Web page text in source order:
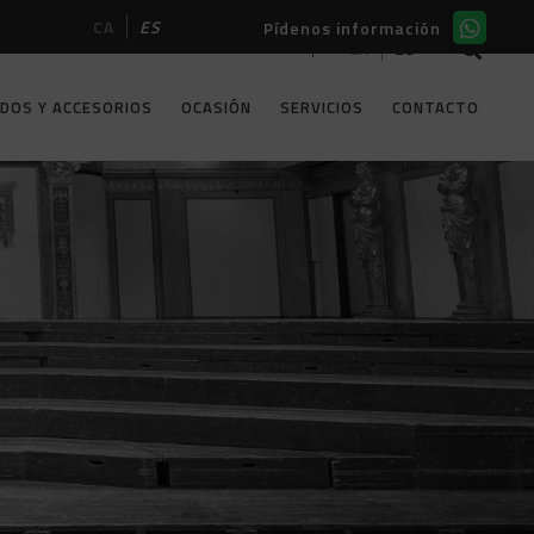
CA ES Pídenos información
STEINWAY & SONS
GROTRIAN STEINWEG
PETROF
C.BECHSTEIN
SEILER
SAUTER
Y ACCESORIOS OCASIÓN SERVICIOS CONTACTO
SCHIMMEL
PETROF
C.BECHSTEIN
SAUTER
SERVICIOS CONTACTO CA ES